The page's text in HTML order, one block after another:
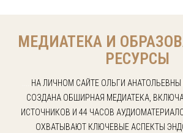
МЕДИАТЕКА И
РЕСУРСЫ
НА ЛИЧНОМ САЙТЕ ОЛЬГИ
СОЗДАНА ОБШИРНАЯ МЕДИАТЕКА,
ИСТОЧНИКОВ И 44 ЧАСОВ
ОХВАТЫВАЮТ КЛЮЧЕВЫЕ АСПЕКТЫ